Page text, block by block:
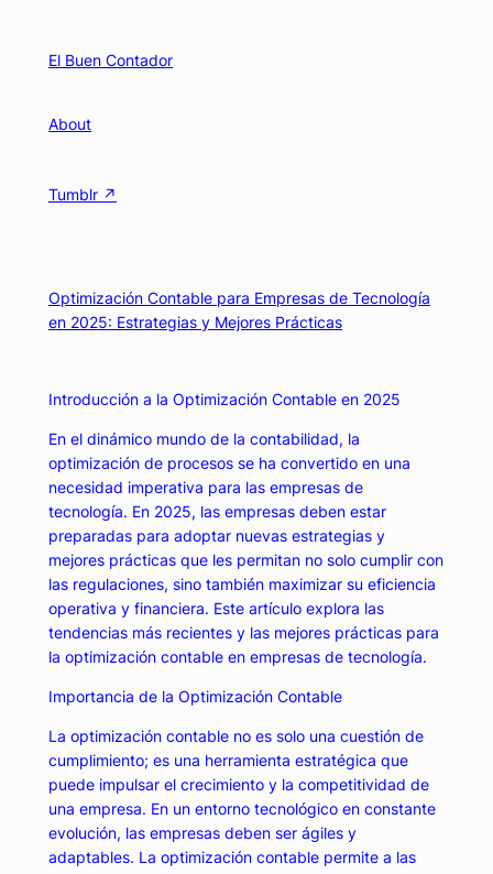
contentEl Buen Contador
About
Tumblr ↗
Optimización Contable para Empresas de Tecnología
en 2025: Estrategias y Mejores Prácticas
Introducción a la Optimización Contable en 2025
En el dinámico mundo de la contabilidad, la
optimización de procesos se ha convertido en una
necesidad imperativa para las empresas de
tecnología. En 2025, las empresas deben estar
preparadas para adoptar nuevas estrategias y
mejores prácticas que les permitan no solo cumplir con
las regulaciones, sino también maximizar su eficiencia
operativa y financiera. Este artículo explora las
tendencias más recientes y las mejores prácticas para
la optimización contable en empresas de tecnología.
Importancia de la Optimización Contable
La optimización contable no es solo una cuestión de
cumplimiento; es una herramienta estratégica que
puede impulsar el crecimiento y la competitividad de
una empresa. En un entorno tecnológico en constante
evolución, las empresas deben ser ágiles y
adaptables. La optimización contable permite a las